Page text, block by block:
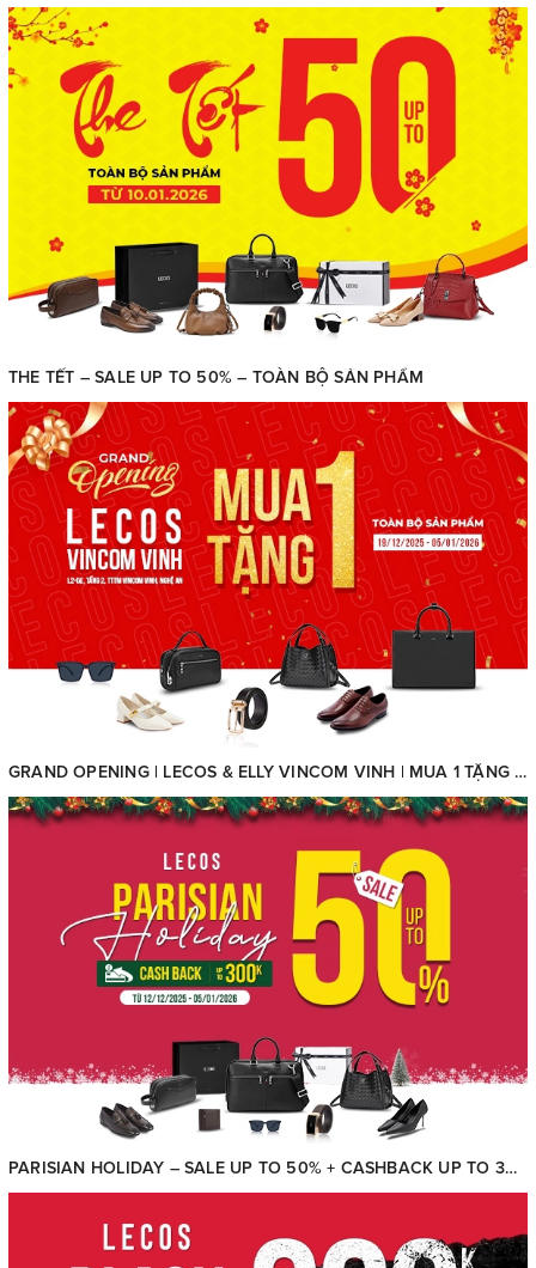
THE TẾT – SALE UP TO 50% – TOÀN BỘ SẢN PHẨM
GRAND OPENING | LECOS & ELLY VINCOM VINH | MUA 1 TẶNG 1 – TOÀN BỘ SẢN PHẨM
PARISIAN HOLIDAY – SALE UP TO 50% + CASHBACK UP TO 300.000Đ